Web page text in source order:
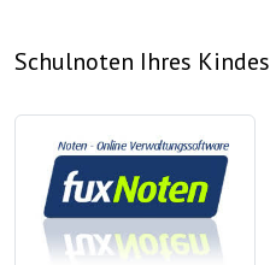
Schulnoten Ihres Kindes